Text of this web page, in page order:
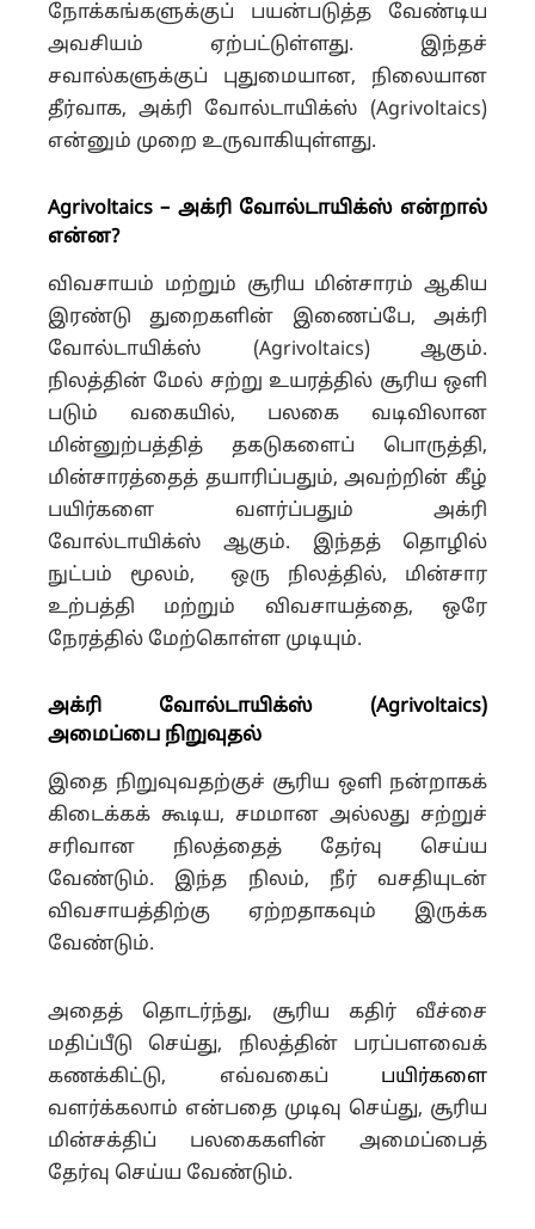
நோக்கங்களுக்குப் பயன்படுத்த வேண்டிய
அவசியம் ஏற்பட்டுள்ளது. இந்தச்
சவால்களுக்குப் புதுமையான, நிலையான
தீர்வாக, அக்ரி வோல்டாயிக்ஸ் (Agrivoltaics)
என்னும் முறை உருவாகியுள்ளது.
Agrivoltaics – அக்ரி வோல்டாயிக்ஸ் என்றால்
என்ன?
விவசாயம் மற்றும் சூரிய மின்சாரம் ஆகிய
இரண்டு துறைகளின் இணைப்பே, அக்ரி
வோல்டாயிக்ஸ் (Agrivoltaics) ஆகும்.
நிலத்தின் மேல் சற்று உயரத்தில் சூரிய ஒளி
படும் வகையில், பலகை வடிவிலான
மின்னுற்பத்தித் தகடுகளைப் பொருத்தி,
மின்சாரத்தைத் தயாரிப்பதும், அவற்றின் கீழ்
பயிர்களை வளர்ப்பதும் அக்ரி
வோல்டாயிக்ஸ் ஆகும். இந்தத் தொழில்
நுட்பம் மூலம், ஒரு நிலத்தில், மின்சார
உற்பத்தி மற்றும் விவசாயத்தை, ஒரே
நேரத்தில் மேற்கொள்ள முடியும்.
அக்ரி வோல்டாயிக்ஸ் (Agrivoltaics)
அமைப்பை நிறுவுதல்
இதை நிறுவுவதற்குச் சூரிய ஒளி நன்றாகக்
கிடைக்கக் கூடிய, சமமான அல்லது சற்றுச்
சரிவான நிலத்தைத் தேர்வு செய்ய
வேண்டும். இந்த நிலம், நீர் வசதியுடன்
விவசாயத்திற்கு ஏற்றதாகவும் இருக்க
வேண்டும்.
அதைத் தொடர்ந்து, சூரிய கதிர் வீச்சை
மதிப்பீடு செய்து, நிலத்தின் பரப்பளவைக்
கணக்கிட்டு, எவ்வகைப் பயிர்களை
வளர்க்கலாம் என்பதை முடிவு செய்து, சூரிய
மின்சக்திப் பலகைகளின் அமைப்பைத்
தேர்வு செய்ய வேண்டும்.